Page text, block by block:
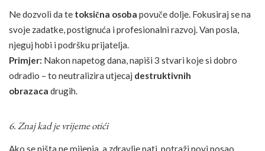
Ne dozvoli da te toksična osoba povuče dolje. Fokusiraj se na
svoje zadatke, postignuća i profesionalni razvoj. Van posla,
njeguj hobi i podršku prijatelja.
Primjer: Nakon napetog dana, napiši 3 stvari koje si dobro
odradio – to neutralizira utjecaj destruktivnih
obrazaca drugih.
6. Znaj kad je vrijeme otići
Ako se ništa ne mijenja, a zdravlje pati, potraži novi posao.